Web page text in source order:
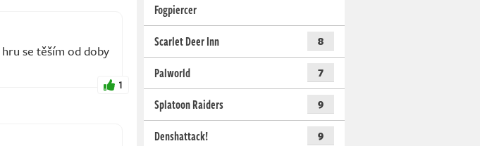
se těším od doby
1
Fogpiercer
Scarlet Deer Inn
8
Palworld 7
Splatoon Raiders 9
Denshattack! 9